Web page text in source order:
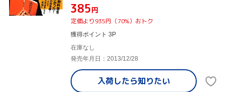
¥385円
定価より935円（70%）おトク
獲得ポイント 3P
在庫なし
発売年月日：2013/12/28
入荷したら知りたい